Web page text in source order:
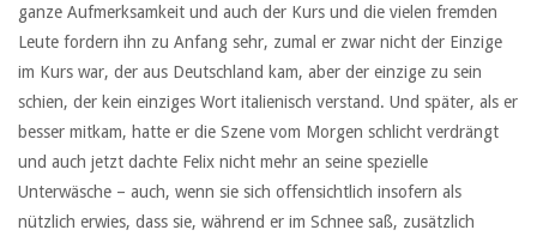
ganze Aufmerksamkeit und auch der Kurs und die vielen fremden
Leute fordern ihn zu Anfang sehr, zumal er zwar nicht der Einzige
im Kurs war, der aus Deutschland kam, aber der einzige zu sein
schien, der kein einziges Wort italienisch verstand. Und später, als er
besser mitkam, hatte er die Szene vom Morgen schlicht verdrängt
und auch jetzt dachte Felix nicht mehr an seine spezielle
Unterwäsche – auch, wenn sie sich offensichtlich insofern als
nützlich erwies, dass sie, während er im Schnee saß, zusätzlich